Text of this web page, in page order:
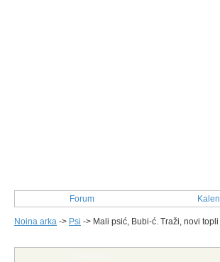
Forum
Noina arka -> Psi -> Mali psić, Bubi-ć. Traži, novi